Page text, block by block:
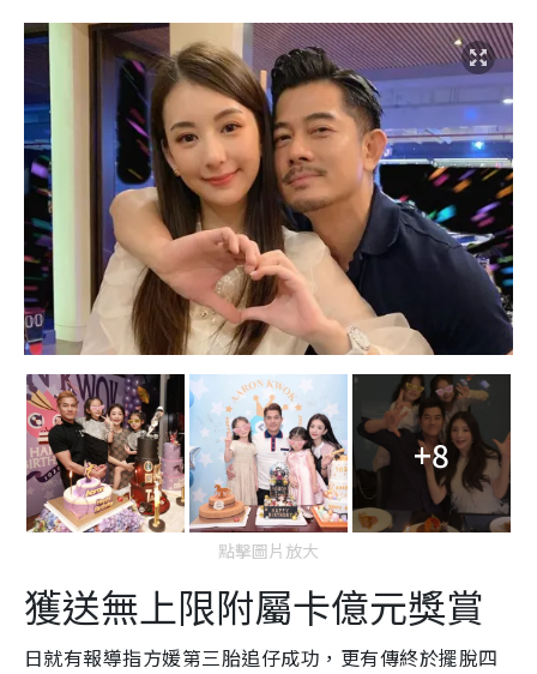
+8
點擊圖片放大
獲送無上限附屬卡億元獎賞
日就有報導指方媛第三胎追仔成功，更有傳終於擺脫四